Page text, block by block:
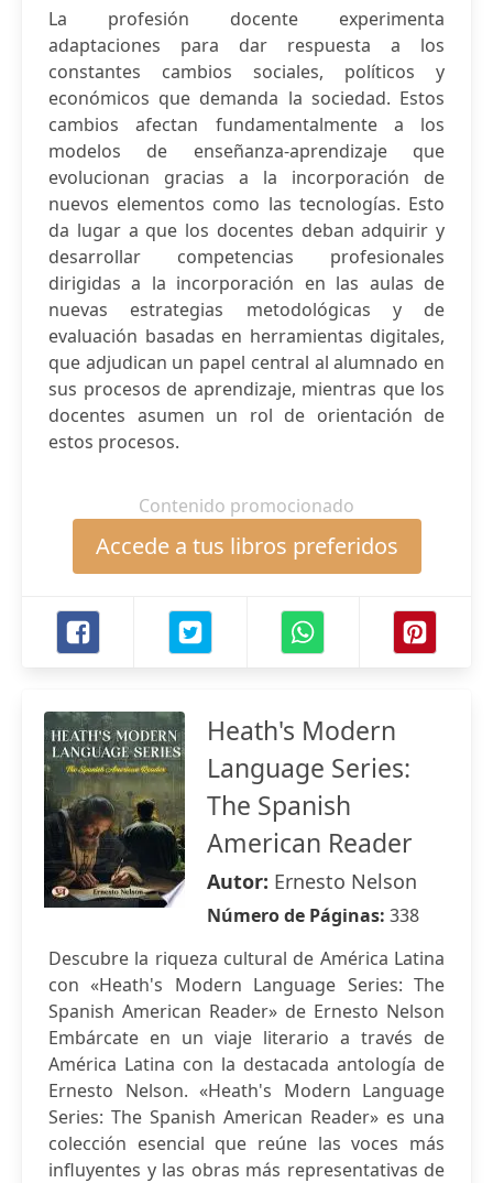
La profesión docente experimenta
adaptaciones para dar respuesta a los
constantes cambios sociales, políticos y
económicos que demanda la sociedad. Estos
cambios afectan fundamentalmente a los
modelos de enseñanza-aprendizaje que
evolucionan gracias a la incorporación de
nuevos elementos como las tecnologías. Esto
da lugar a que los docentes deban adquirir y
desarrollar competencias profesionales
dirigidas a la incorporación en las aulas de
nuevas estrategias metodológicas y de
evaluación basadas en herramientas digitales,
que adjudican un papel central al alumnado en
sus procesos de aprendizaje, mientras que los
docentes asumen un rol de orientación de
estos procesos.
Contenido promocionado
Accede a tus libros preferidos
Heath's Modern
Language Series:
The Spanish
American Reader
Autor: Ernesto Nelson
Número de Páginas: 338
Descubre la riqueza cultural de América Latina
con «Heath's Modern Language Series: The
Spanish American Reader» de Ernesto Nelson
Embárcate en un viaje literario a través de
América Latina con la destacada antología de
Ernesto Nelson. «Heath's Modern Language
Series: The Spanish American Reader» es una
colección esencial que reúne las voces más
influyentes y las obras más representativas de